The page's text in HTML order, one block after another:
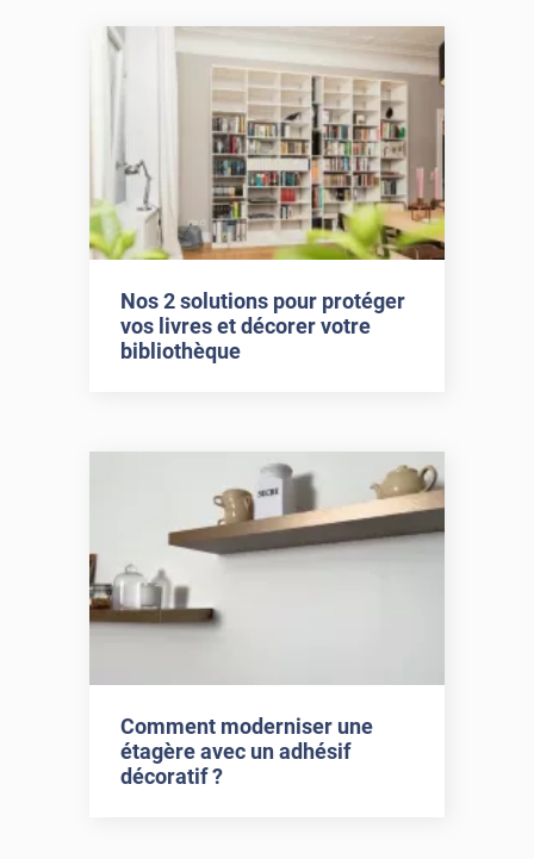
Nos 2 solutions pour protéger
vos livres et décorer votre
bibliothèque
Comment moderniser une
étagère avec un adhésif
décoratif ?